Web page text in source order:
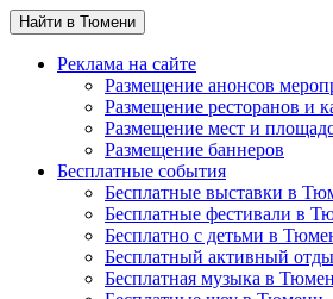
Найти в Тюмени
Реклама на сайте
Размещение анонсов
Размещение ресторанов и
Размещение мест и
Размещение баннеров
Бесплатные события
Бесплатные выставки в
Бесплатные фестивали в
Бесплатно с детьми в
Бесплатный активный
Бесплатная музыка в